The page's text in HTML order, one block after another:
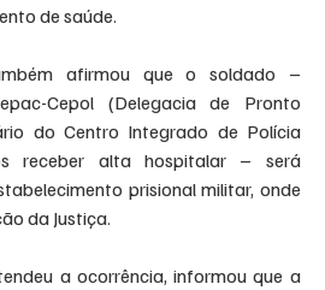
de saúde.
afirmou que o soldado –
Cepol (Delegacia de Pronto
do Centro Integrado de Polícia
receber alta hospitalar – será
prisional militar, onde
da Justiça.
a ocorrência, informou que a